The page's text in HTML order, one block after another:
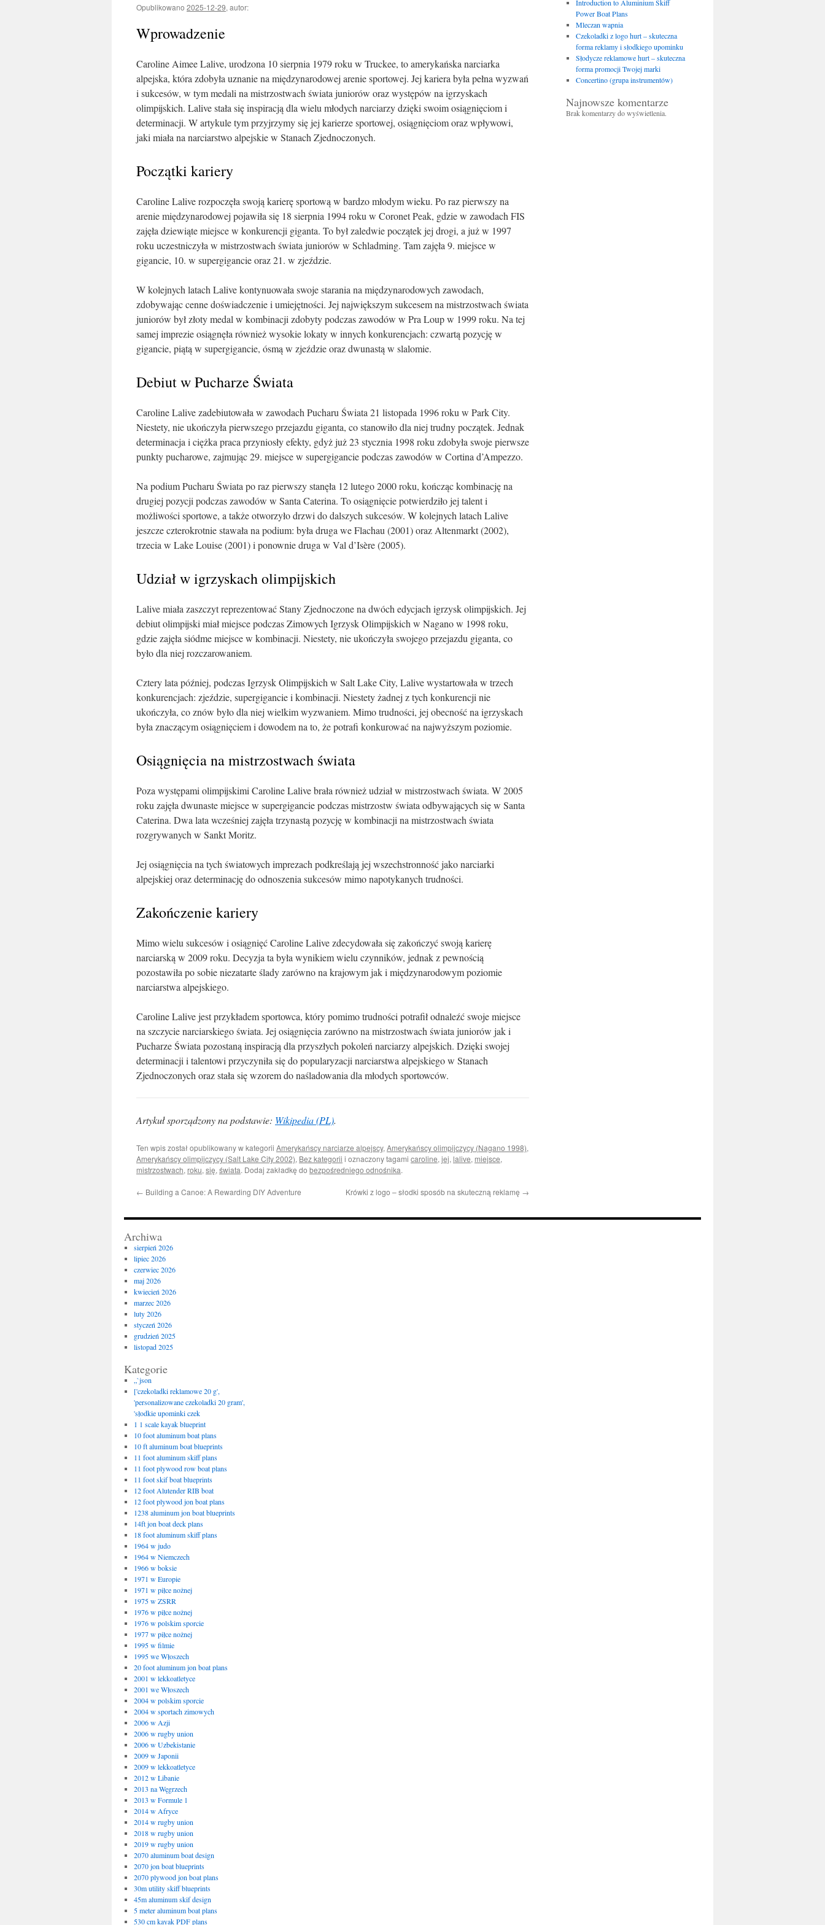
Opublikowano 2025-12-29, autor:
Wprowadzenie
Caroline Aimee Lalive, urodzona 10 sierpnia 1979 roku w Truckee, to amerykańska narciarka
alpejska, która zdobyła uznanie na międzynarodowej arenie sportowej. Jej kariera była pełna wyzwań
i sukcesów, w tym medali na mistrzostwach świata juniorów oraz występów na igrzyskach
olimpijskich. Lalive stała się inspiracją dla wielu młodych narciarzy dzięki swoim osiągnięciom i
determinacji. W artykule tym przyjrzymy się jej karierze sportowej, osiągnięciom oraz wpływowi,
jaki miała na narciarstwo alpejskie w Stanach Zjednoczonych.
Początki kariery
Caroline Lalive rozpoczęła swoją karierę sportową w bardzo młodym wieku. Po raz pierwszy na
arenie międzynarodowej pojawiła się 18 sierpnia 1994 roku w Coronet Peak, gdzie w zawodach FIS
zajęła dziewiąte miejsce w konkurencji giganta. To był zaledwie początek jej drogi, a już w 1997
roku uczestniczyła w mistrzostwach świata juniorów w Schladming. Tam zajęła 9. miejsce w
gigancie, 10. w supergigancie oraz 21. w zjeździe.
W kolejnych latach Lalive kontynuowała swoje starania na międzynarodowych zawodach,
zdobywając cenne doświadczenie i umiejętności. Jej największym sukcesem na mistrzostwach świata
juniorów był złoty medal w kombinacji zdobyty podczas zawodów w Pra Loup w 1999 roku. Na tej
samej imprezie osiągnęła również wysokie lokaty w innych konkurencjach: czwartą pozycję w
gigancie, piątą w supergigancie, ósmą w zjeździe oraz dwunastą w slalomie.
Debiut w Pucharze Świata
Caroline Lalive zadebiutowała w zawodach Pucharu Świata 21 listopada 1996 roku w Park City.
Niestety, nie ukończyła pierwszego przejazdu giganta, co stanowiło dla niej trudny początek. Jednak
determinacja i ciężka praca przyniosły efekty, gdyż już 23 stycznia 1998 roku zdobyła swoje pierwsze
punkty pucharowe, zajmując 29. miejsce w supergigancie podczas zawodów w Cortina d’Ampezzo.
Na podium Pucharu Świata po raz pierwszy stanęła 12 lutego 2000 roku, kończąc kombinację na
drugiej pozycji podczas zawodów w Santa Caterina. To osiągnięcie potwierdziło jej talent i
możliwości sportowe, a także otworzyło drzwi do dalszych sukcesów. W kolejnych latach Lalive
jeszcze czterokrotnie stawała na podium: była druga we Flachau (2001) oraz Altenmarkt (2002),
trzecia w Lake Louise (2001) i ponownie druga w Val d’Isère (2005).
Udział w igrzyskach olimpijskich
Lalive miała zaszczyt reprezentować Stany Zjednoczone na dwóch edycjach igrzysk olimpijskich. Jej
debiut olimpijski miał miejsce podczas Zimowych Igrzysk Olimpijskich w Nagano w 1998 roku,
gdzie zajęła siódme miejsce w kombinacji. Niestety, nie ukończyła swojego przejazdu giganta, co
było dla niej rozczarowaniem.
Cztery lata później, podczas Igrzysk Olimpijskich w Salt Lake City, Lalive wystartowała w trzech
konkurencjach: zjeździe, supergigancie i kombinacji. Niestety żadnej z tych konkurencji nie
ukończyła, co znów było dla niej wielkim wyzwaniem. Mimo trudności, jej obecność na igrzyskach
była znaczącym osiągnięciem i dowodem na to, że potrafi konkurować na najwyższym poziomie.
Osiągnięcia na mistrzostwach świata
Poza występami olimpijskimi Caroline Lalive brała również udział w mistrzostwach świata. W 2005
roku zajęła dwunaste miejsce w supergigancie podczas mistrzostw świata odbywających się w Santa
Caterina. Dwa lata wcześniej zajęła trzynastą pozycję w kombinacji na mistrzostwach świata
rozgrywanych w Sankt Moritz.
Jej osiągnięcia na tych światowych imprezach podkreślają jej wszechstronność jako narciarki
alpejskiej oraz determinację do odnoszenia sukcesów mimo napotykanych trudności.
Zakończenie kariery
Mimo wielu sukcesów i osiągnięć Caroline Lalive zdecydowała się zakończyć swoją karierę
narciarską w 2009 roku. Decyzja ta była wynikiem wielu czynników, jednak z pewnością
pozostawiła po sobie niezatarte ślady zarówno na krajowym jak i międzynarodowym poziomie
narciarstwa alpejskiego.
Caroline Lalive jest przykładem sportowca, który pomimo trudności potrafił odnaleźć swoje miejsce
na szczycie narciarskiego świata. Jej osiągnięcia zarówno na mistrzostwach świata juniorów jak i
Pucharze Świata pozostaną inspiracją dla przyszłych pokoleń narciarzy alpejskich. Dzięki swojej
determinacji i talentowi przyczyniła się do popularyzacji narciarstwa alpejskiego w Stanach
Zjednoczonych oraz stała się wzorem do naśladowania dla młodych sportowców.
Artykuł sporządzony na podstawie: Wikipedia (PL).
Ten wpis został opublikowany w kategorii Amerykańscy narciarze alpejscy, Amerykańscy olimpijczycy (Nagano 1998),
Amerykańscy olimpijczycy (Salt Lake City 2002), Bez kategorii i oznaczony tagami caroline, jej, lalive, miejsce,
mistrzostwach, roku, się, świata. Dodaj zakładkę do bezpośredniego odnośnika.
← Building a Canoe: A Rewarding DIY Adventure Krówki z logo – słodki sposób na skuteczną reklamę →
Introduction to Aluminium Skiff
Power Boat Plans
Mleczan wapnia
Czekoladki z logo hurt – skuteczna
forma reklamy i słodkiego upominku
Słodycze reklamowe hurt – skuteczna
forma promocji Twojej marki
Concertino (grupa instrumentów)
Najnowsze komentarze
Brak komentarzy do wyświetlenia.
Archiwa
sierpień 2026
lipiec 2026
czerwiec 2026
maj 2026
kwiecień 2026
marzec 2026
luty 2026
styczeń 2026
grudzień 2025
listopad 2025
Kategorie
„`json
['czekoladki reklamowe 20 g',
'personalizowane czekoladki 20 gram',
'słodkie upominki czek
1 1 scale kayak blueprint
10 foot aluminum boat plans
10 ft aluminum boat blueprints
11 foot aluminum skiff plans
11 foot plywood row boat plans
11 foot skif boat blueprints
12 foot Alutender RIB boat
12 foot plywood jon boat plans
1238 aluminum jon boat blueprints
14ft jon boat deck plans
18 foot aluminum skiff plans
1964 w judo
1964 w Niemczech
1966 w boksie
1971 w Europie
1971 w piłce nożnej
1975 w ZSRR
1976 w piłce nożnej
1976 w polskim sporcie
1977 w piłce nożnej
1995 w filmie
1995 we Włoszech
20 foot aluminum jon boat plans
2001 w lekkoatletyce
2001 we Włoszech
2004 w polskim sporcie
2004 w sportach zimowych
2006 w Azji
2006 w rugby union
2006 w Uzbekistanie
2009 w Japonii
2009 w lekkoatletyce
2012 w Libanie
2013 na Węgrzech
2013 w Formule 1
2014 w Afryce
2014 w rugby union
2018 w rugby union
2019 w rugby union
2070 aluminum boat design
2070 jon boat blueprints
2070 plywood jon boat plans
30m utility skiff blueprints
45m aluminum skif design
5 meter aluminum boat plans
530 cm kayak PDF plans